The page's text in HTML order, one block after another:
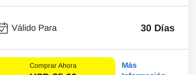
Válido Para 30 Días
Comprar Ahora
Más